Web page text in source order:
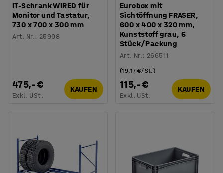
IT-Schrank WIRED für
Monitor und Tastatur,
730 x 700 x 300 mm
Art. Nr.: 25908
475,- €
Exkl. USt.
KAUFEN
Eurobox mit
Sichtöffnung FRASER,
600 x 400 x 320 mm,
Kunststoff grau, 6
Stück/Packung
Art. Nr.: 266511
115,- €
(19,17 €/St.)
Exkl. USt.
KAUFEN